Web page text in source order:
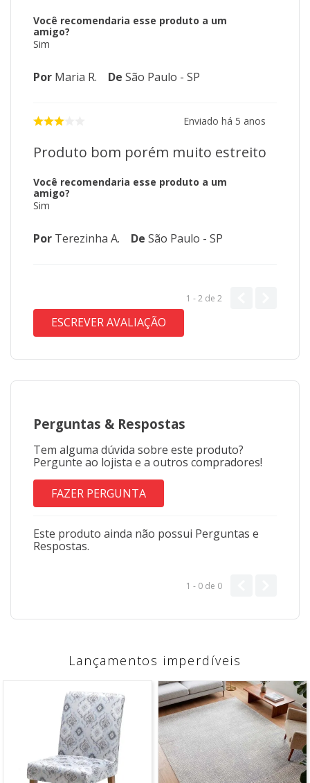
Você recomendaria esse produto a um
amigo?
Sim
Por Maria R. De São Paulo - SP
Enviado há 5 anos
Produto bom porém muito estreito
Você recomendaria esse produto a um
amigo?
Sim
Por Terezinha A. De São Paulo - SP
1 - 2 de 2
ESCREVER AVALIAÇÃO
Perguntas & Respostas
Tem alguma dúvida sobre este produto?
Pergunte ao lojista e a outros compradores!
FAZER PERGUNTA
Este produto ainda não possui Perguntas e
Respostas.
1 - 0 de 0
Lançamentos imperdíveis